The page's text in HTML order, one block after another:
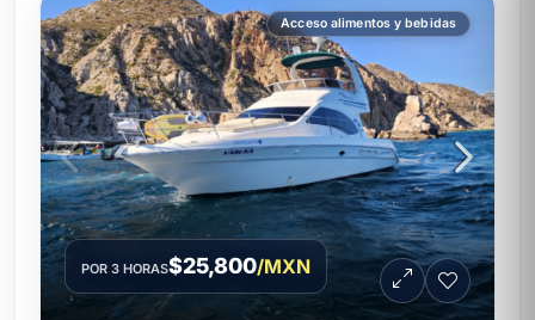
Acceso alimentos y bebidas
POR 3 HORAS$25,800/MXN